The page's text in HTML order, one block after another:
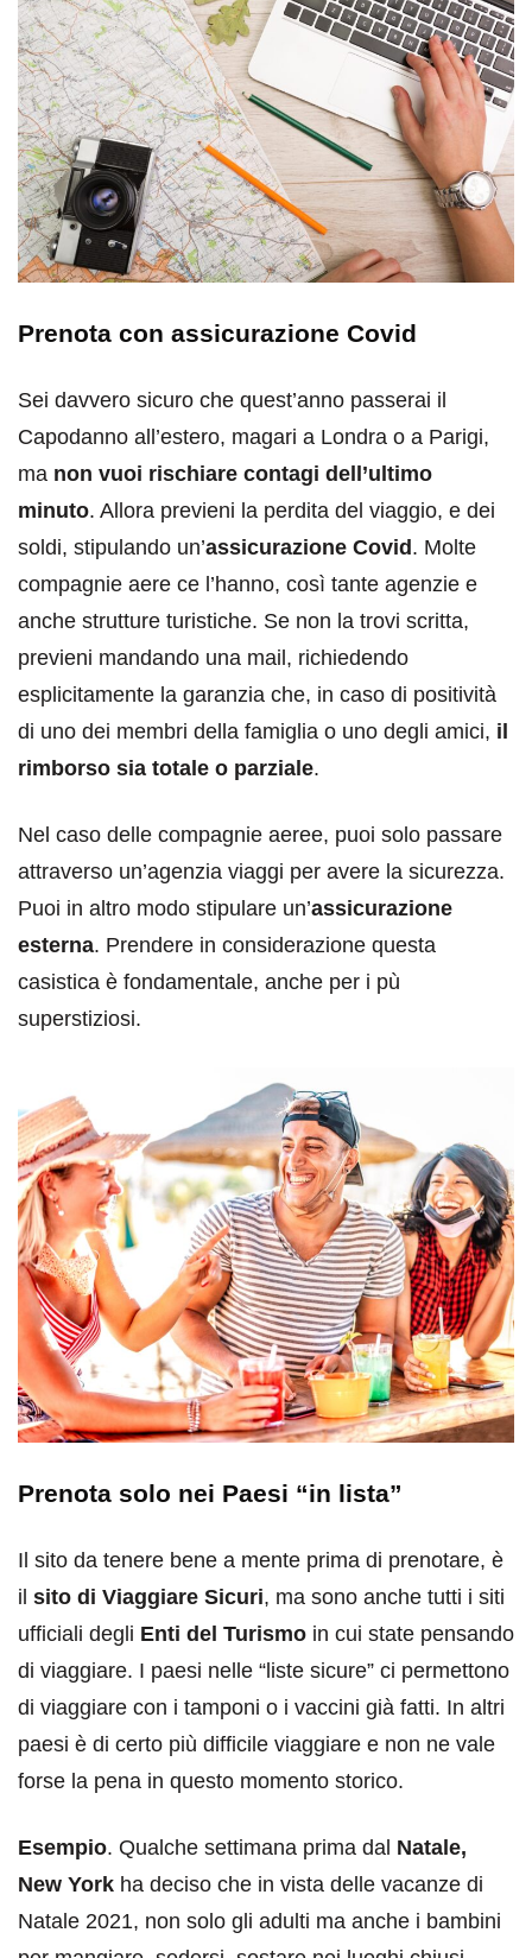
Prenota con assicurazione Covid
Sei davvero sicuro che quest’anno passerai il
Capodanno all’estero, magari a Londra o a Parigi,
ma non vuoi rischiare contagi dell’ultimo
minuto. Allora previeni la perdita del viaggio, e dei
soldi, stipulando un’assicurazione Covid . Molte
compagnie aere ce l’hanno, così tante agenzie e
anche strutture turistiche. Se non la trovi scritta,
previeni mandando una mail, richiedendo
esplicitamente la garanzia che, in caso di positività
di uno dei membri della famiglia o uno degli amici, il
rimborso sia totale o parziale.
Nel caso delle compagnie aeree, puoi solo passare
attraverso un’agenzia viaggi per avere la sicurezza.
Puoi in altro modo stipulare un’assicurazione
esterna. Prendere in considerazione questa
casistica è fondamentale, anche per i pù
superstiziosi.
Prenota solo nei Paesi “in lista”
Il sito da tenere bene a mente prima di prenotare, è
il sito di Viaggiare Sicuri, ma sono anche tutti i siti
ufficiali degli Enti del Turismo in cui state pensando
di viaggiare. I paesi nelle “liste sicure” ci permettono
di viaggiare con i tamponi o i vaccini già fatti. In altri
paesi è di certo più difficile viaggiare e non ne vale
forse la pena in questo momento storico.
Esempio. Qualche settimana prima dal Natale,
New York ha deciso che in vista delle vacanze di
Natale 2021, non solo gli adulti ma anche i bambini